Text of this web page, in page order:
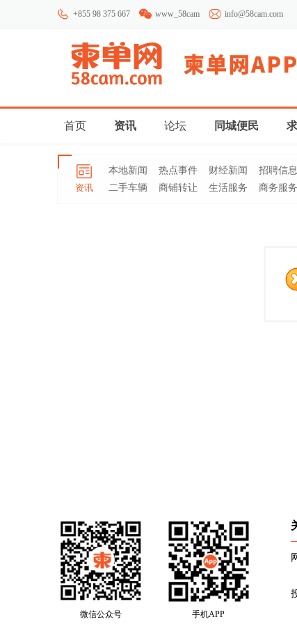
+855 98 375 667 www_58cam info@58cam.com
首页 资讯 论坛 同城便民
资讯
本地新闻 热点事件 财经新闻 招聘信息
二手车辆
商铺转让 生活服务 商务服务
微信公众号 手机APP